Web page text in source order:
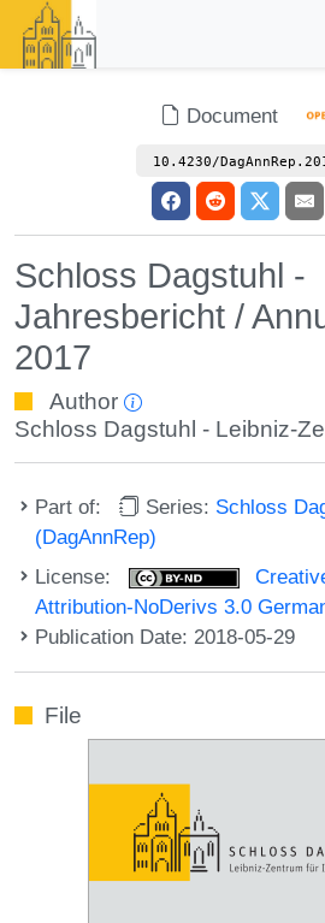
Document
10.4230/
Schloss Dagstuhl -
Jahresbericht /
2017
Author
Schloss Dagstuhl - Leibniz-
Part of: Series: Schloss
(DagAnnRep)
License:
Attribution-NoDerivs 3.0
Publication Date: 2018-05-29
File